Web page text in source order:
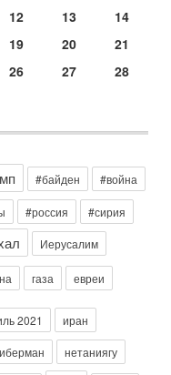
намерен
«Аркия»
30/07/2026
против Ирана
всё? Если
арабо-
произойдет с
список
ядерным
подводную лодку
стала самой дорогой
её
12 13
14
19 20
21
26 27
28
#байден #война
#россия #сирия
Иерусалим
газа евреи
2021 иран
нетаниягу